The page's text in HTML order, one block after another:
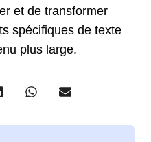
et de transformer
spécifiques de texte
plus large.